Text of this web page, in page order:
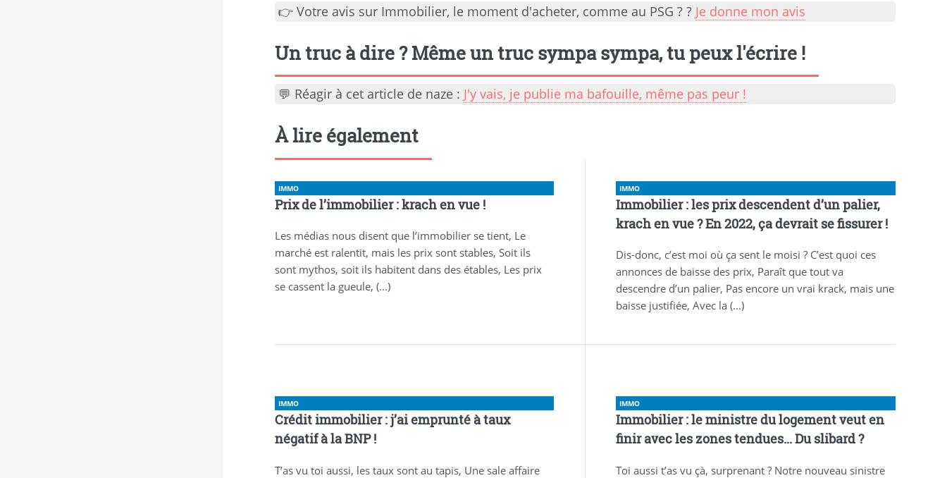
👉 Votre avis sur Immobilier, le moment d'acheter, comme au PSG ? ? Je donne mon avis
Un truc à dire ? Même un truc sympa sympa, tu peux l'écrire !
💬 Réagir à cet article de naze : J'y vais, je publie ma bafouille, même pas peur !
À lire également
IMMO
Prix de l’immobilier : krach en vue !
Les médias nous disent que l’immobilier se tient, Le
marché est ralentit, mais les prix sont stables, Soit ils
sont mythos, soit ils habitent dans des étables, Les prix
se cassent la gueule, (...)
IMMO
Immobilier : les prix descendent d’un palier,
krach en vue ? En 2022, ça devrait se fissurer !
Dis-donc, c’est moi où ça sent le moisi ? C’est quoi ces
annonces de baisse des prix, Paraît que tout va
descendre d’un palier, Pas encore un vrai krack, mais une
baisse justifiée, Avec la (...)
IMMO
Crédit immobilier : j’ai emprunté à taux
négatif à la BNP !
T’as vu toi aussi, les taux sont au tapis, Une sale affaire
IMMO
Immobilier : le ministre du logement veut en
finir avec les zones tendues... Du slibard ?
Toi aussi t’as vu çà, surprenant ? Notre nouveau sinistre